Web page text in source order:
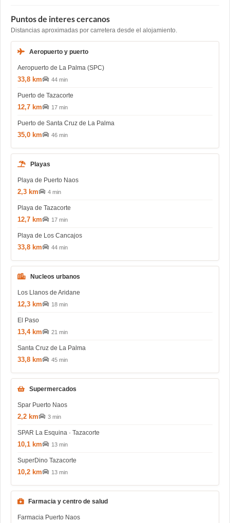
Puntos de interes cercanos
Distancias aproximadas por carretera desde el alojamiento.
Aeropuerto y puerto
Aeropuerto de La Palma (SPC)
33,8 km 44 min
Puerto de Tazacorte
12,7 km 17 min
Puerto de Santa Cruz de La Palma
35,0 km 46 min
Playas
Playa de Puerto Naos
2,3 km 4 min
Playa de Tazacorte
12,7 km 17 min
Playa de Los Cancajos
33,8 km 44 min
Nucleos urbanos
Los Llanos de Aridane
12,3 km 18 min
El Paso
13,4 km 21 min
Santa Cruz de La Palma
33,8 km 45 min
Supermercados
Spar Puerto Naos
2,2 km 3 min
SPAR La Esquina · Tazacorte
10,1 km 13 min
SuperDino Tazacorte
10,2 km 13 min
Farmacia y centro de salud
Farmacia Puerto Naos